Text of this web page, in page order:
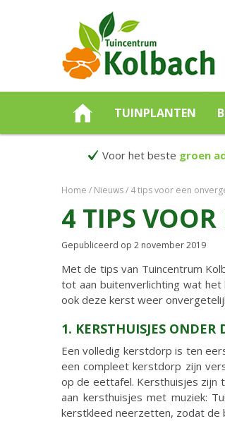
Home Nieuws 4 tips voor een
TUINPLANTEN
Voor het beste groen
4 TIPS VOOR
Gepubliceerd op 2 november 2019
Met de tips van Tuincentrum
tot aan buitenverlichting wat het
ook deze kerst weer
1. KERSTHUISJES ONDER
Een volledig kerstdorp is ten
een compleet kerstdorp zijn
op de eettafel. Kersthuisjes zijn
aan kersthuisjes met muziek:
kerstkleed neerzetten, zodat de